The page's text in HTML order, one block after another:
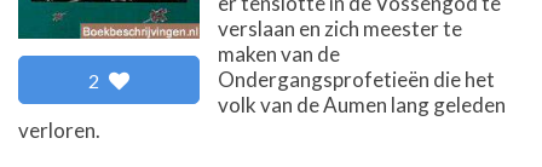
2
verslaan en zich meester te
maken van de
Ondergangsprofetieën die het
volk van de Aumen lang geleden
verloren.